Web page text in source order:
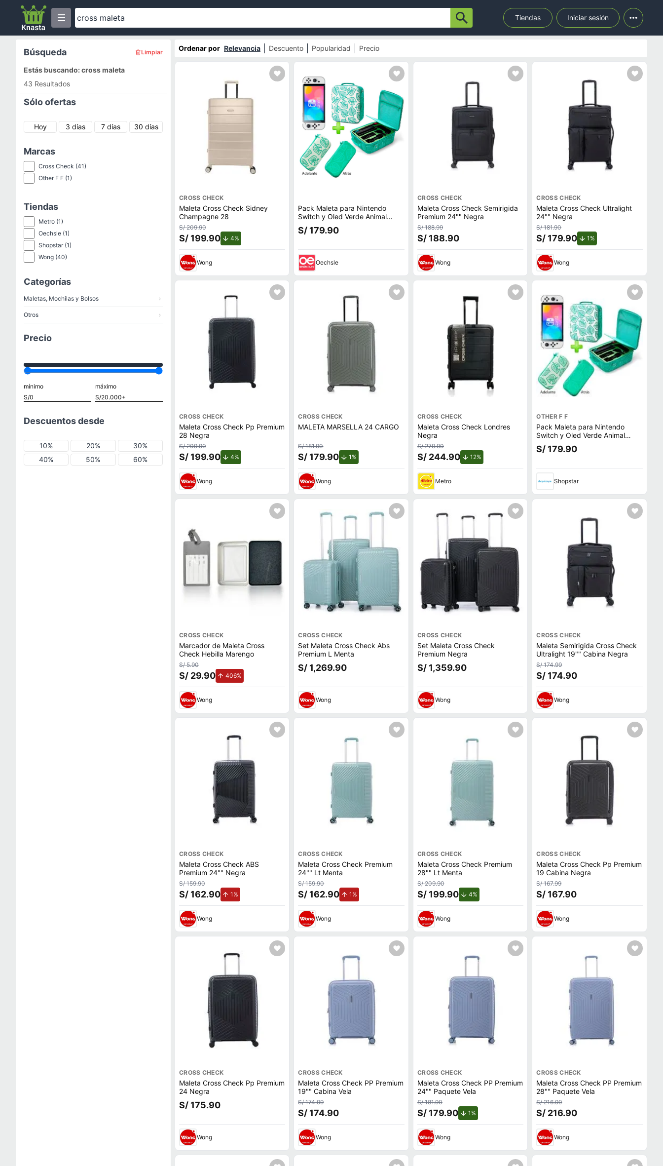
Tiendas Iniciar sesión
Búsqueda Limpiar
Estás buscando: cross maleta
43 Resultados
Sólo ofertas
Hoy 3 días 7 días 30 días
Marcas
Cross Check (41)
Other F F (1)
Tiendas
Metro (1)
Oechsle (1)
Shopstar(1)
Wong (40)
Categorías
Maletas, Mochilas y Bolsos ›
Otros ›
Precio
mínimo máximo
Descuentos desde
10% 20%
30%
40%
50% 60%
Ordenar por Relevancia Descuento Popularidad Precio
CROSS CHECK
Maleta Cross Check Sidney
Champagne 28
S/ 209.90
S/ 199.90 4%de descuento.
Wong
Pack Maleta para Nintendo
Switch y Oled Verde Animal
Cross y Estuche Verde
OscuroBlanco y Mica Oled
S/ 179.90
Oechsle
CROSS CHECK
Maleta Cross Check Semirigida
Premium 24"" Negra
S/ 188.99
S/ 188.90
Wong
CROSS CHECK
Maleta Cross Check Ultralight
24"" Negra
S/ 181.90
S/ 179.90 1%
Wong
CROSS CHECK
Maleta Cross Check Pp Premium
28 Negra
S/ 209.90
S/ 199.90 4%de descuento.
Wong
CROSS CHECK
MALETA MARSELLA 24 CARGO
S/ 181.90
S/ 179.90 1%
Wong
CROSS CHECK
Maleta Cross Check Londres
Negra
S/ 279.90
S/ 244.90 12%de descuento.
Metro
OTHER F F
Pack Maleta para Nintendo
Switch y Oled Verde Animal
Cross + Estuche Verde
Oscuro/Blanco + Mica Oled
S/ 179.90
Shopstar
CROSS CHECK
Marcador de Maleta Cross
Check Hebilla Marengo
S/ 5.90
S/ 29.90 406%de aumento.
Wong
CROSS CHECK
Set Maleta Cross Check Abs
Premium L Menta
S/ 1,269.90
Wong
CROSS CHECK
Set Maleta Cross Check
Premium Negra
S/ 1,359.90
Wong
CROSS CHECK
Maleta Semirigida Cross Check
Ultralight 19"" Cabina Negra
S/ 174.99
S/ 174.90
Wong
CROSS CHECK
Maleta Cross Check ABS
Premium 24"" Negra
S/ 159.90
S/ 162.90 1%de aumento.
Wong
CROSS CHECK
Maleta Cross Check Premium
24"" Lt Menta
S/ 159.90
S/ 162.90 1%
Wong
CROSS CHECK
Maleta Cross Check Premium
28"" Lt Menta
S/ 209.90
S/ 199.90 4%de descuento.
Wong
CROSS CHECK
Maleta Cross Check Pp Premium
19 Cabina Negra
S/ 167.99
S/ 167.90
Wong
CROSS CHECK
Maleta Cross Check Pp Premium
24 Negra
S/ 175.90
Wong
CROSS CHECK
Maleta Cross Check PP Premium
19"" Cabina Vela
S/ 174.99
S/ 174.90
Wong
CROSS CHECK
Maleta Cross Check PP Premium
24"" Paquete Vela
S/ 181.90
S/ 179.90 1%de descuento.
Wong
CROSS CHECK
Maleta Cross Check PP Premium
28"" Paquete Vela
S/ 216.99
S/ 216.90
Wong